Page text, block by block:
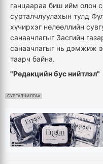
ганцаараа биш ийм олон
сурталчлуулахын тулд
хүчирхэг нөлөөллийн
санаачлагыг Засгийн
санаачлагыг нь дэмжиж
таарч байна.
"Редакцийн бус нийтлэл"
СУРТАЛЧИЛГАА